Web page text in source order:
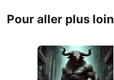
Pour aller plus loin